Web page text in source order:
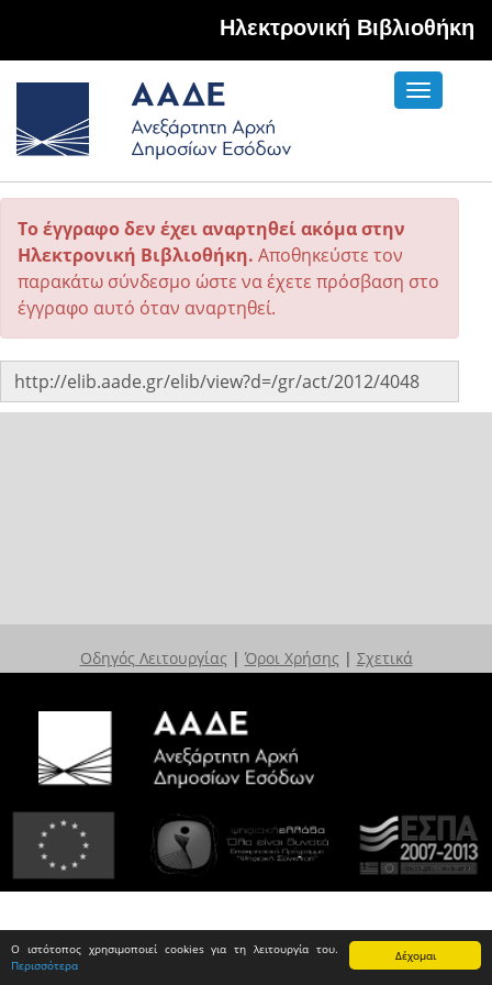
Δέχομαι
Ο ιστότοπος χρησιμοποιεί cookies για τη λειτουργία του.
Περισσότερα
Hλεκτρονική Βιβλιοθήκη
Toggle
Το έγγραφο δεν έχει αναρτηθεί ακόμα στην
Ηλεκτρονική Βιβλιοθήκη. Αποθηκεύστε τον
παρακάτω σύνδεσμο ώστε να έχετε πρόσβαση στο
έγγραφο αυτό όταν αναρτηθεί.
Οδηγός Λειτουργίας | Όροι Χρήσης | Σχετικά